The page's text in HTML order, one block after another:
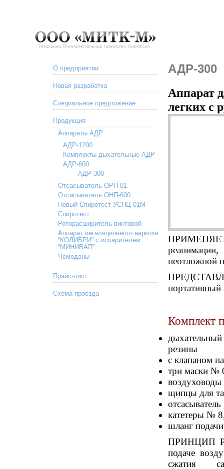
О предприятии
Новая разработка
Специальное предложение
Продукция
Аппараты АДР
АДР-1200
Комплекты дыхательные АДР
АДР-600
АДР-300
Отсасыватель ОРП-01
Отсасыватель ОНП-600
Новый Спиротест УСПЦ-01М
Спиротест
Роторасширитель винтовой
Аппарат ингаляционного наркоза
“КОЛИБРИ” с испарителем
“МИНИВАП”
Чемоданы
Прайс-лист
Схема проезда
АДР-300
Аппарат
легких с
неотложной
портативный
Комплект
резины
с клапаном
три маски
щипцы для
катетеры №
шланг
ПРИНЦИП
подаче
сжатия